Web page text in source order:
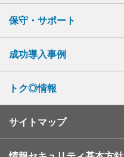
保守・サポート
成功導入事例
トク◎情報
サイトマップ